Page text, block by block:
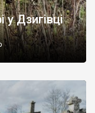
у Дзигівці